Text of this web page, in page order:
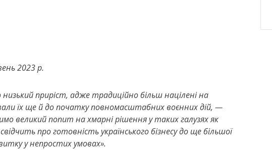
2023 р.
приріст, адже традиційно більш націлені на
їх ще й до початку повномасштабних воєнних дій, —
великий попит на хмарні рішення у таких галузях як
про готовність українського бізнесу до ще більшої
у непростих умовах».